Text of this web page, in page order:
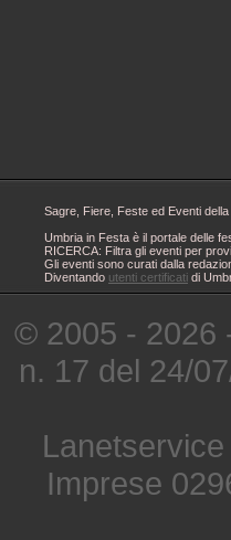
Sagre, Fiere, Feste ed Eventi della
Umbria in Festa è il portale delle
RICERCA: Filtra gli eventi per
Gli eventi sono curati dalla
Diventando utenti certificati di
© 2005 - 2026
n. 17 del 24/
Imprese